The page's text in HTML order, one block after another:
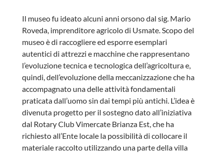
Il museo fu ideato alcuni anni orsono dal sig. Mario
Roveda, imprenditore agricolo di Usmate. Scopo del
museo è di raccogliere ed esporre esemplari
autentici di attrezzi e macchine che rappresentano
l’evoluzione tecnica e tecnologica dell’agricoltura e,
quindi, dell’evoluzione della meccanizzazione che ha
accompagnato una delle attività fondamentali
praticata dall’uomo sin dai tempi più antichi. L’idea è
divenuta progetto per il sostegno dato all’iniziativa
dal Rotary Club Vimercate Brianza Est, che ha
richiesto all’Ente locale la possibilità di collocare il
materiale raccolto utilizzando una parte della villa